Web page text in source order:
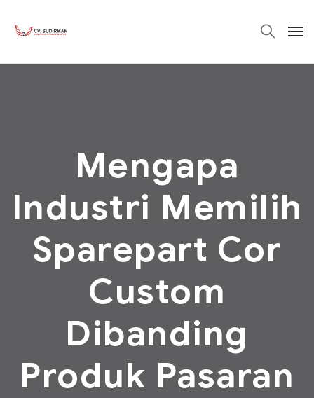
Mengapa
Industri Memilih
Sparepart Cor
Custom
Dibanding
Produk Pasaran